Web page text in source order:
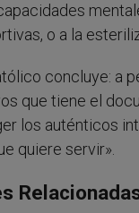
o a la
concluye: a
que tiene el
los auténticos
quiere servir».